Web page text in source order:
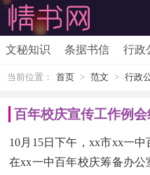
文秘知识 条据书信 行政
当前位置： 首页 > 范文 > 行政
百年校庆宣传工作例
10月15日下午，xx市xx一
在xx一中百年校庆筹备办